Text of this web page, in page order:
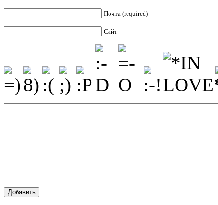
Почта (required)
Сайт